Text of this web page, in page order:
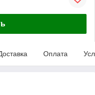
Оплата